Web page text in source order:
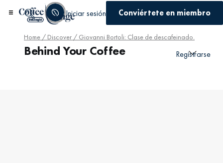
Iniciar sesión Conviértete en miembro
Registrarse
Home / Discover / Giovanni Bortoli: Clase de descafeinado.
Behind Your Coffee